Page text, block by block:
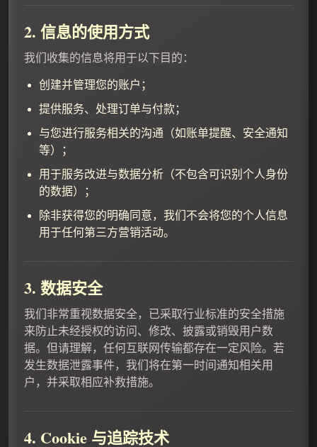
2. 信息的使用方式
我们收集的信息将用于以下目的：
创建并管理您的账户；
提供服务、处理订单与付款；
与您进行服务相关的沟通（如账单提醒、安全通知
等）；
用于服务改进与数据分析（不包含可识别个人身份
的数据）；
除非获得您的明确同意，我们不会将您的个人信息
用于任何第三方营销活动。
3. 数据安全
我们非常重视数据安全，已采取行业标准的安全措施
来防止未经授权的访问、修改、披露或销毁用户数
据。但请理解，任何互联网传输都存在一定风险。若
发生数据泄露事件，我们将在第一时间通知相关用
户，并采取相应补救措施。
4. Cookie 与追踪技术